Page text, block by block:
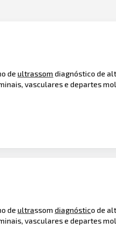
de ultrassom diagnóstico de
vasculares e departes
de ultrassom diagnóstico de
vasculares e departes